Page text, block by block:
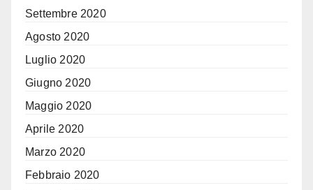
Settembre 2020
Agosto 2020
Luglio 2020
Giugno 2020
Maggio 2020
Aprile 2020
Marzo 2020
Febbraio 2020